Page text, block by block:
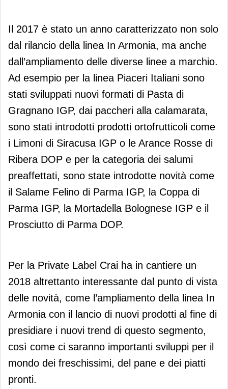
Il 2017 è stato un anno caratterizzato non solo
dal rilancio della linea In Armonia, ma anche
dall’ampliamento delle diverse linee a marchio.
Ad esempio per la linea Piaceri Italiani sono
stati sviluppati nuovi formati di Pasta di
Gragnano IGP, dai paccheri alla calamarata,
sono stati introdotti prodotti ortofrutticoli come
i Limoni di Siracusa IGP o le Arance Rosse di
Ribera DOP e per la categoria dei salumi
preaffettati, sono state introdotte novità come
il Salame Felino di Parma IGP, la Coppa di
Parma IGP, la Mortadella Bolognese IGP e il
Prosciutto di Parma DOP.
Per la Private Label Crai ha in cantiere un
2018 altrettanto interessante dal punto di vista
delle novità, come l’ampliamento della linea In
Armonia con il lancio di nuovi prodotti al fine di
presidiare i nuovi trend di questo segmento,
così come ci saranno importanti sviluppi per il
mondo dei freschissimi, del pane e dei piatti
pronti.